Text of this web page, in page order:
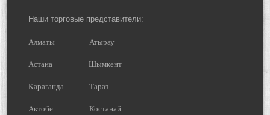
Наши торговые представители:
Алматы Атырау
Астана Шымкент
Караганда Тараз
Актобе Костанай